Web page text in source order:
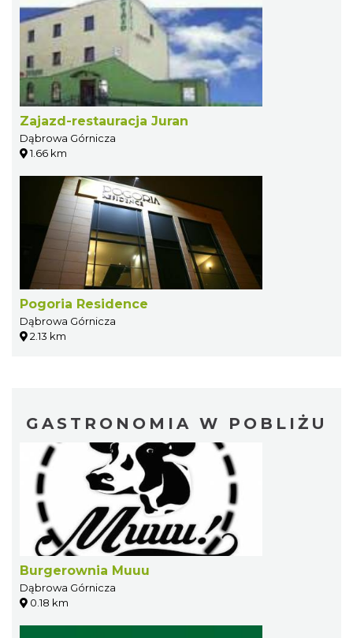
Zajazd-restauracja Juran
Dąbrowa Górnicza
1.66 km
Pogoria Residence
Dąbrowa Górnicza
2.13 km
GASTRONOMIA W POBLIŻU
Burgerownia Muuu
Dąbrowa Górnicza
0.18 km